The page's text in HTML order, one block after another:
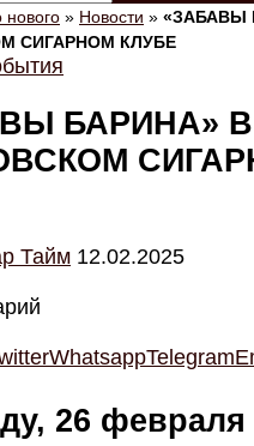
нового » Новости » «ЗАБАВЫ
СИГАРНОМ КЛУБЕ
БАРИНА» В
Тайм 12.02.2025
WhatsappTelegram
26 февраля